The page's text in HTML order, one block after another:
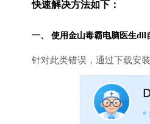
快速解决方法如下：
一、 使用金山毒霸电脑医生dll
针对此类错误，通过下载安